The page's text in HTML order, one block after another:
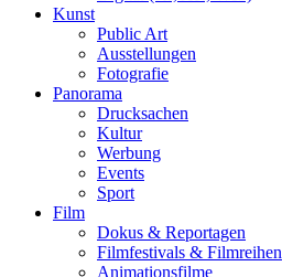
Kunst
Public Art
Ausstellungen
Fotografie
Panorama
Drucksachen
Kultur
Werbung
Events
Sport
Film
Dokus & Reportagen
Filmfestivals & Filmreihen
Animationsfilme